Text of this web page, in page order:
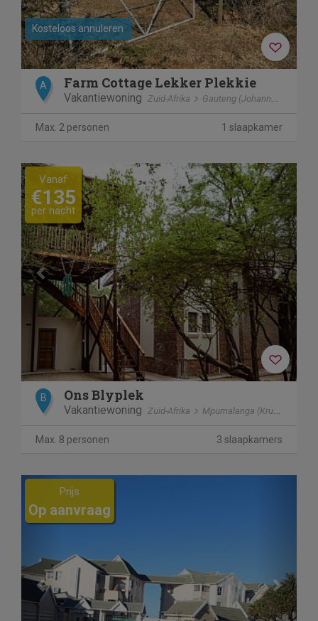
Kosteloos annuleren
A Farm Cottage Lekker Plekkie
Vakantiewoning Zuid-Afrika Gauteng (Johannesburg)
Max. 2 personen 1 slaapkamer
Previous Next
Vanaf
€135
per nacht
B Ons Blyplek
Vakantiewoning Zuid-Afrika Mpumalanga (Kruger Park)
Max. 8 personen 3 slaapkamers
Previous
Prijs
Op aanvraag